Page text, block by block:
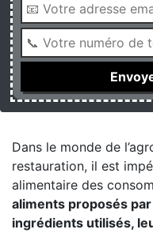
Dans le monde de
restauration, il est
alimentaire des
aliments proposés
ingrédients utilisés,